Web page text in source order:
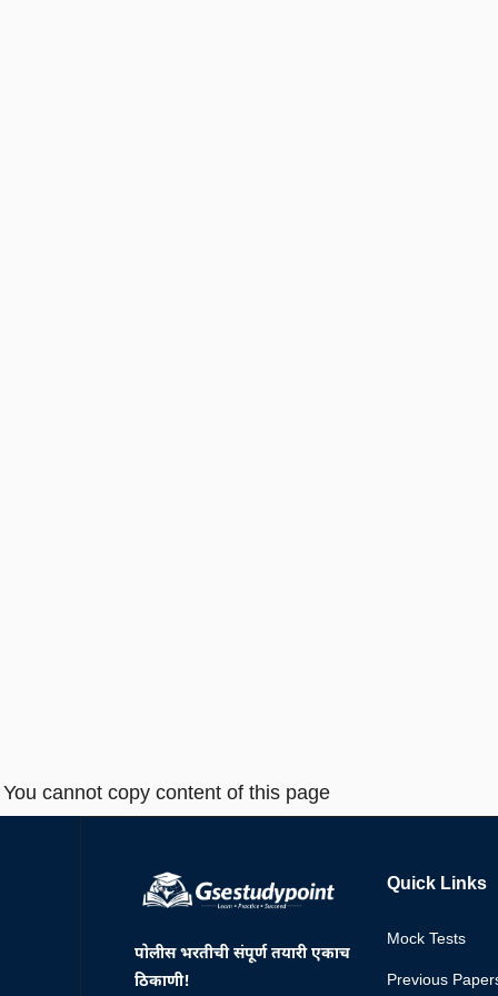
You cannot copy content of this page
पोलीस भरतीची संपूर्ण तयारी एकाच
ठिकाणी!
Quick Links
Mock Tests
Previous